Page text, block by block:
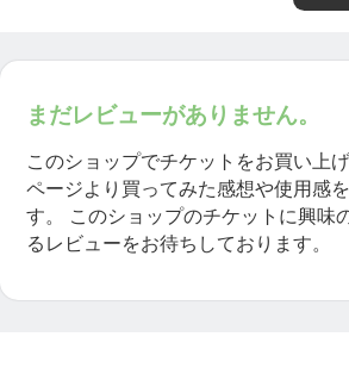
まだレビューがありません。
このショップでチケットをお買い上
ページより買ってみた感想や使用感
す。
このショップのチケットに興味
るレビューをお待ちしております。